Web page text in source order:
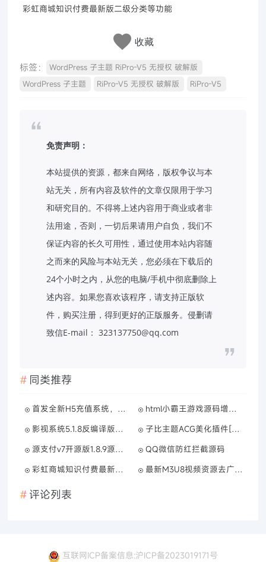
彩虹商城知识付费最新版二级分类等功能
收藏
标签：
WordPress 子主题 RiPro-V5 无授权 破解版
WordPress 子主题
RiPro-V5 无授权 破解版 RiPro-V5
免责声明：
本站提供的资源，都来自网络，版权争议与本
站无关，所有内容及软件的文章仅限用于学习
和研究目的。不得将上述内容用于商业或者非
法用途，否则，一切后果请用户自负，我们不
保证内容的长久可用性，通过使用本站内容随
之而来的风险与本站无关，您必须在下载后的
24个小时之内，从您的电脑/手机中彻底删除上
述内容。如果您喜欢该程序，请支持正版软
件，购买注册，得到更好的正版服务。侵删请
致信E-mail： 323137750@qq.com
同类推荐
首发全新H5充值系统，自定义首页+充值页面
html小霸王游戏源码增加到200款游戏
影视系统5.1.8反编译版源码：PC+wap+app端【附搭建教程+软件】
子比主题ACG美化插件[全开源]
源支付v7开源版1.8.9源码附带云端源码+挂机软件
QQ微信防红拦截源码
彩虹商城知识付费最新版二级分类等功能
最新M3U8视频资源去广告json解析接口源码 修复版本
评论列表
互联网ICP备案信息:沪ICP备2023019171号